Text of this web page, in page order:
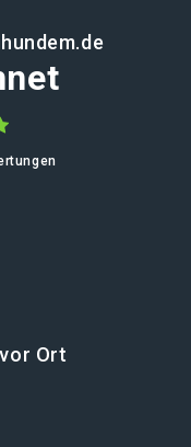
Ort